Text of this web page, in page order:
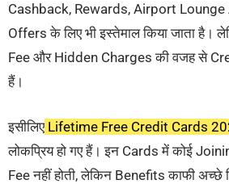
Cashback, Rewards, Airport
Offers के लिए भी इस्तेमाल किया जाता है।
Fee और Hidden Charges की वजह से
हैं।
इसीलिए Lifetime Free Credit Cards
लोकप्रिय हो गए हैं। इन Cards में कोई
Fee नहीं होती, लेकिन Benefits काफी अच्छे